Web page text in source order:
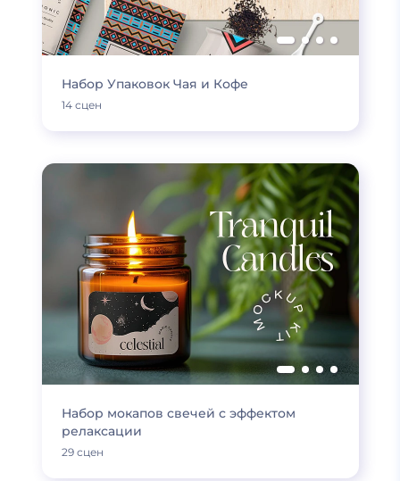
Набор Упаковок Чая и Кофе
14 сцен
Набор мокапов свечей с эффектом
релаксации
29 сцен